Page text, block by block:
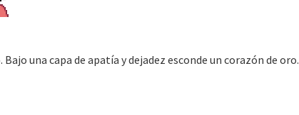
una capa de apatía y dejadez esconde un corazón de oro.